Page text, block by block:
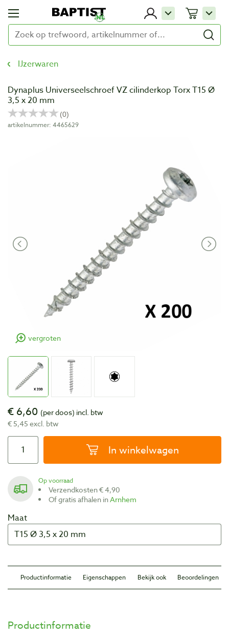
IJzerwaren
Dynaplus Universeelschroef VZ cilinderkop Torx T15 Ø
3,5 x 20 mm
artikelnummer: 4465629
vergroten
€ 6,60 (per doos) incl. btw
€ 5,45 excl. btw
In winkelwagen
Op voorraad
Verzendkosten € 4,90
Of gratis afhalen inArnhem
Maat
Productinformatie Eigenschappen Bekijk ook Beoordelingen
Productinformatie